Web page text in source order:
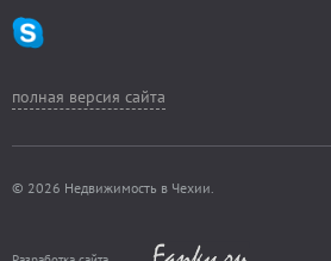
полная версия сайта
© 2026 Недвижимость в Чехии.